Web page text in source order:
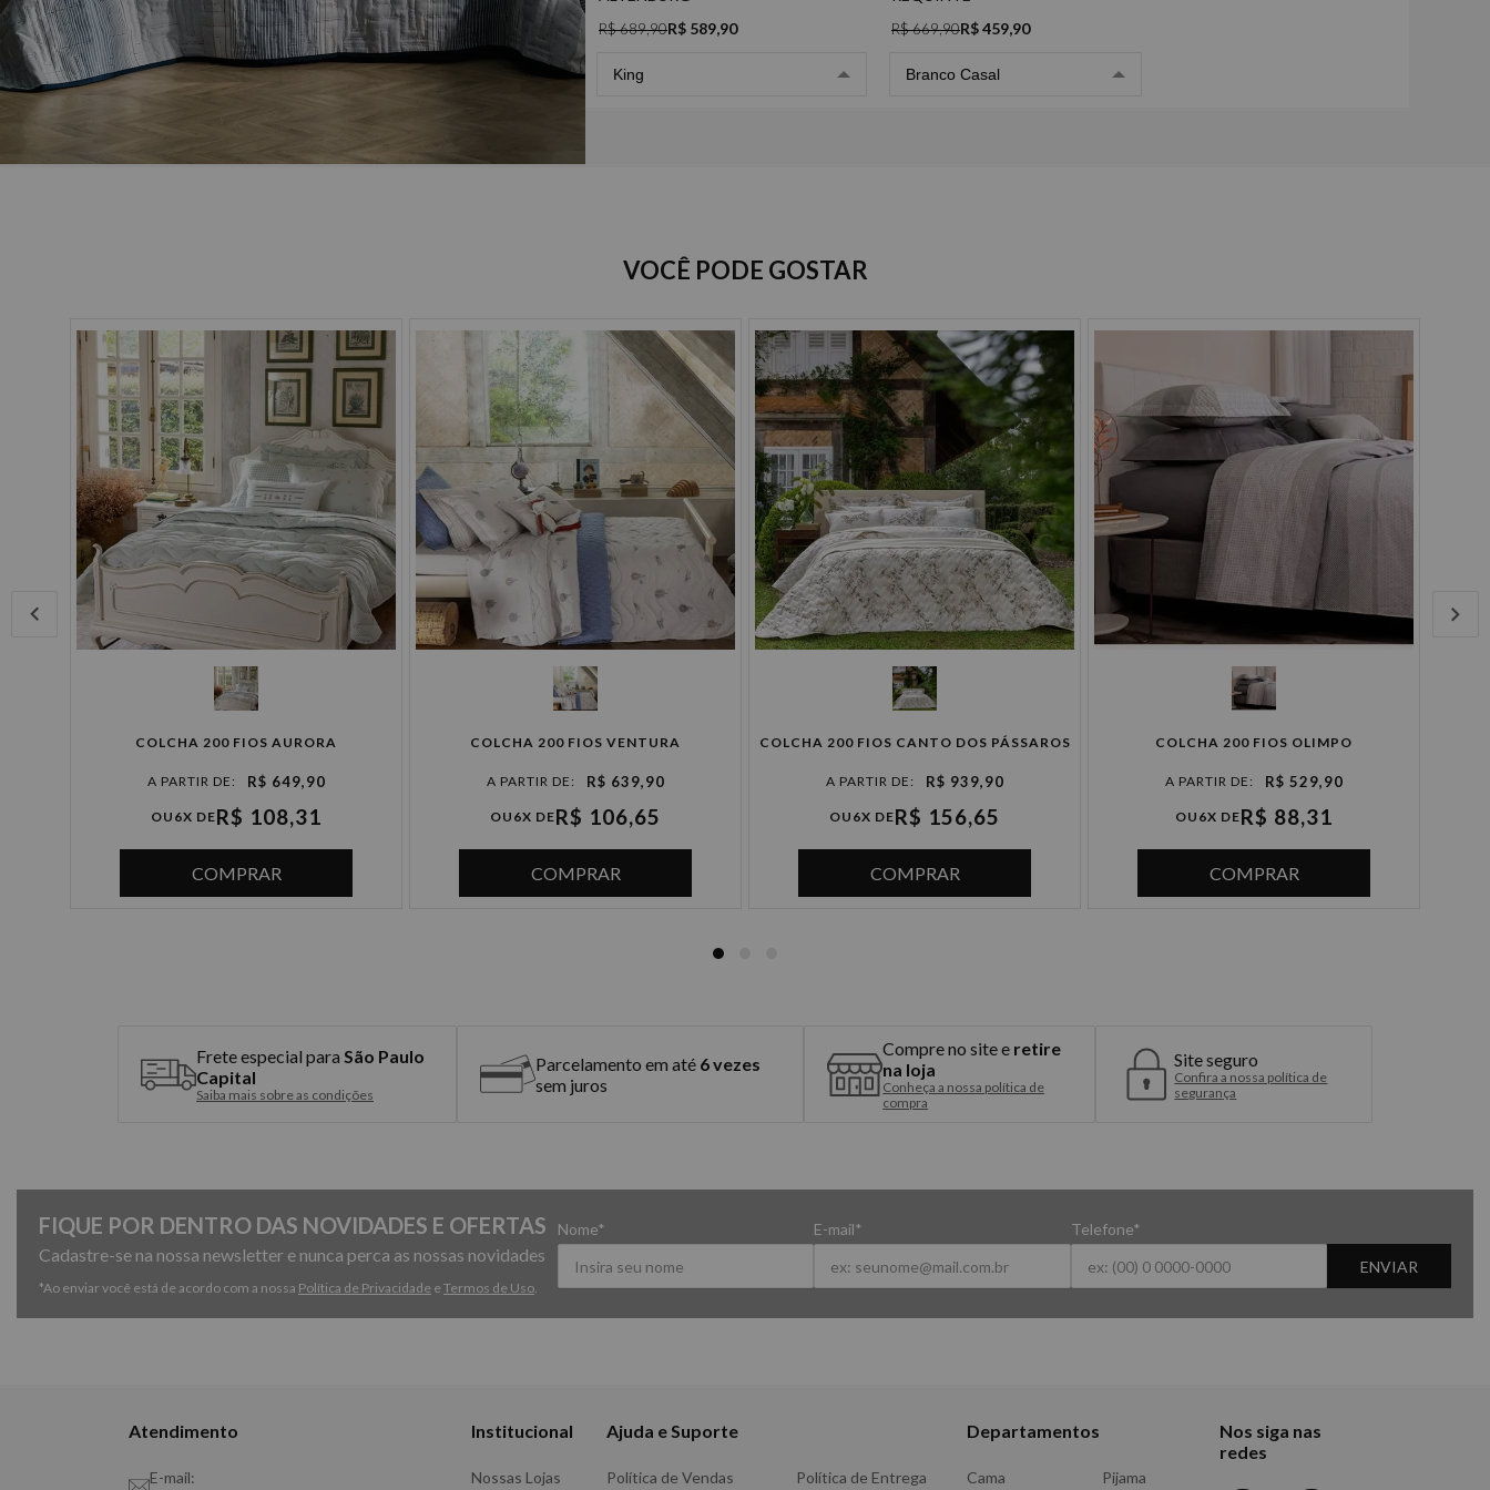
Cartão de crédito Pix Boleto
à vista R$ 589,90
2x de R$ 294,95 sem juros
3x de R$ 196,63 sem juros
4x de R$ 147,47 sem juros
5x de R$ 117,98 sem juros
6x de R$ 98,31 sem juros
R$ 689,90R$ 589,90
King
R$ 669,90R$ 459,90
Branco Casal
VOCÊ PODE GOSTAR
COLCHA 200 FIOS AURORA
R$ 649,90
OU 6X DER$ 108,31
COMPRAR
COLCHA 200 FIOS VENTURA
R$ 639,90
OU 6X DER$ 106,65
COMPRAR
COLCHA 200 FIOS CANTO DOS PÁSSAROS
R$ 939,90
OU 6X DER$ 156,65
COMPRAR
COLCHA 200 FIOS OLIMPO
R$ 529,90
OU 6X DER$ 88,31
COMPRAR
Frete especial para São Paulo
Capital
Saiba mais sobre as condições
Parcelamento em até 6 vezes
sem juros
Compre no site e retire
na loja
Conheça a nossa política de
compra
Site seguro
Confira a nossa política de
segurança
FIQUE POR DENTRO DAS NOVIDADES E OFERTAS
Cadastre-se na nossa newsletter e nunca perca as nossas novidades
*Ao enviar você está de acordo com a nossa Política de Privacidade e Termos de Uso.
Nome* E-mail*
Telefone*
ENVIAR
Atendimento
E-mail:
Institucional
Nossas Lojas
Ajuda e Suporte
Política de Vendas Política de Entrega
Departamentos
Cama Pijama
Nos siga nas
redes